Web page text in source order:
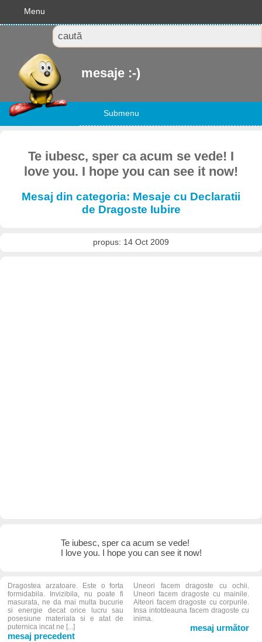
Menu
mesaje :-)
Submenu
Te iubesc, sper ca acum se vede! I
love you. I hope you can see it now!
Mesaj din categoria: Mesaje cu Declaratii
de Dragoste Iubire
propus: 14 Oct 2009
Te iubesc, sper ca acum se vede!
I love you. I hope you can see it now!
Dragostea arzatoare. Este o forta
formidabila. Invizibila, nu poate fi
masurata, ne da mai multa bucurie
si energie decat orice lucru sau
posesiune materiala si e atat de
puternica incat ne [...]
mesaj precedent
Uneori facem dragoste cu ochii.
Uneori facem dragoste cu mainile.
Alteori facem dragoste cu corpurile.
Insa intotdeauna facem dragoste cu
inima.
mesaj următor